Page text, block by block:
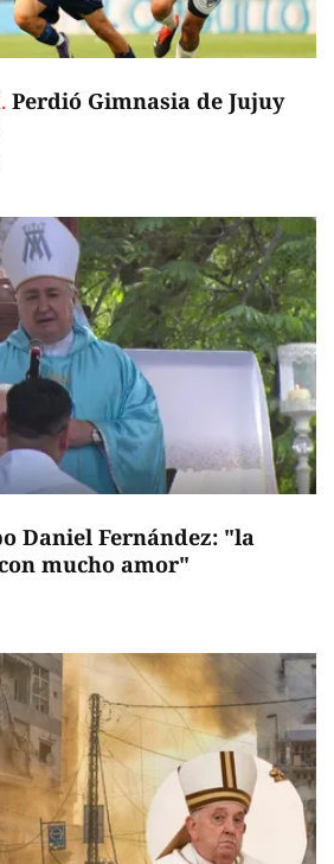
Perdió Gimnasia de Jujuy
Daniel Fernández: "la
mucho amor"